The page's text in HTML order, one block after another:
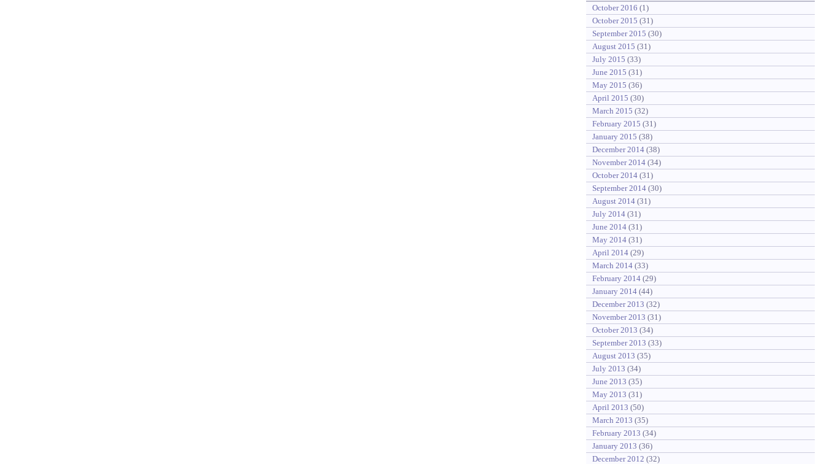
October 2016 (1)
October 2015 (31)
September 2015 (30)
August 2015 (31)
July 2015 (33)
June 2015 (31)
May 2015 (36)
April 2015 (30)
March 2015 (32)
February 2015 (31)
January 2015 (38)
December 2014(38)
November 2014(34)
October 2014(31)
September 2014(30)
August 2014(31)
July 2014(31)
June 2014(31)
May 2014(31)
April 2014(29)
March 2014(33)
February 2014(29)
January 2014(44)
December 2013 (32)
November 2013 (31)
October 2013 (34)
September 2013 (33)
August 2013 (35)
July 2013 (34)
June 2013 (35)
May 2013 (31)
April 2013 (50)
March 2013 (35)
February 2013 (34)
January 2013 (36)
December 2012 (32)